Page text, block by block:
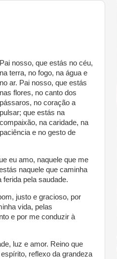
Pai nosso, que estás no céu,
na terra, no fogo, na água e
no ar. Pai nosso, que estás
nas flores, no canto dos
pássaros, no coração a
pulsar; que estás na
compaixão, na caridade, na
paciência e no gesto de
eu amo, naquele que me
naquele que caminha
ferida pela saudade.
justo e gracioso, por
vida, pelas
e por me conduzir à
luz e amor. Reino que
reflexo da grandeza